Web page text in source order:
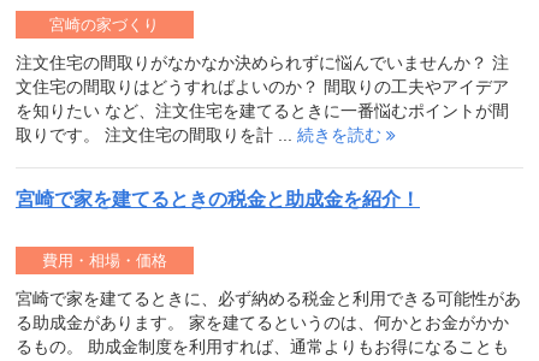
注文住宅の間取りがなかなか決められずに悩んでいませんか？ 注
文住宅の間取りはどうすればよいのか？ 間取りの工夫やアイデア
を知りたい など、注文住宅を建てるときに一番悩むポイントが間
取りです。 注文住宅の間取りを計 ... 続きを読む
宮崎の家づくり
宮崎で家を建てるときの税金と助成金を紹介！
宮崎で家を建てるときに、必ず納める税金と利用できる可能性があ
る助成金があります。 家を建てるというのは、何かとお金がかか
るもの。 助成金制度を利用すれば、通常よりもお得になることも
費用・相場・価格